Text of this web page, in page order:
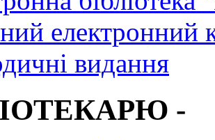
електронний
видання
-